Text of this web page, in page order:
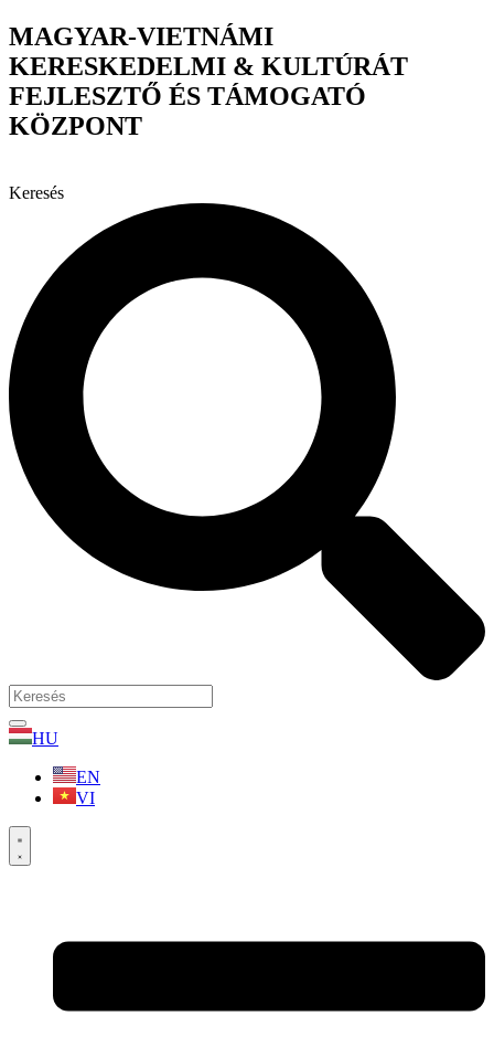
Ugrás
a
tartalomhoz
MAGYAR-VIETNÁMI
KERESKEDELMI & KULTÚRÁT
FEJLESZTŐ ÉS TÁMOGATÓ
KÖZPONT
Keresés
HU
EN
VI